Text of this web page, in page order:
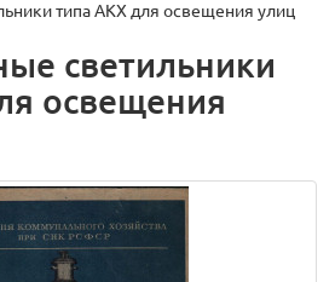
типа АКХ для освещения улиц
светильники
освещения